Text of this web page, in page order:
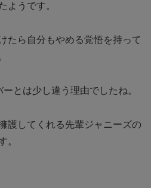
ようです。
たら自分もやめる覚悟を持って
とは少し違う理由でしたね。
護してくれる先輩ジャニーズの
。